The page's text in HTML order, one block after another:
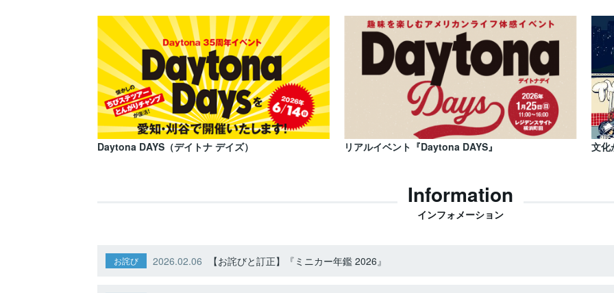
Daytona DAYS（デイトナ デイズ） リアルイベント『Daytona DAYS』 文化
Information
インフォメーション
お詫び 2026.02.06 【お詫びと訂正】『ミニカー年鑑 2026』